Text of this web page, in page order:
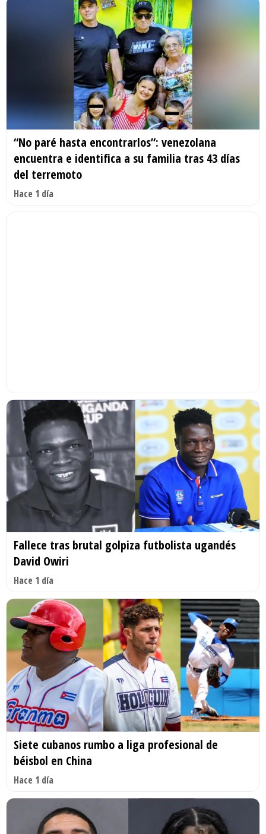
“No paré hasta encontrarlos”: venezolana
encuentra e identifica a su familia tras 43 días
del terremoto
Hace 1 día
Fallece tras brutal golpiza futbolista ugandés
David Owiri
Hace 1 día
Siete cubanos rumbo a liga profesional de
béisbol en China
Hace 1 día